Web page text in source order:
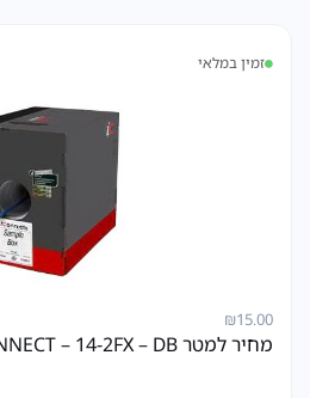
זמין במלאי
₪15.00
מחיר למטר ICONNECT – 14-2FX – DB